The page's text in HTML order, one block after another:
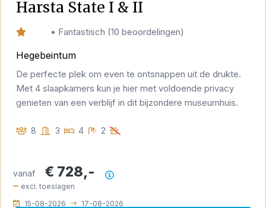
Harsta State I & II
• Fantastisch (10 beoordelingen)
Hegebeintum
De perfecte plek om even te ontsnappen uit de drukte.
Met 4 slaapkamers kun je hier met voldoende privacy
genieten van een verblijf in dit bijzondere museumhuis.
8 3 4 2
vanaf € 728,-
excl. toeslagen
15-08-2026
17-08-2026